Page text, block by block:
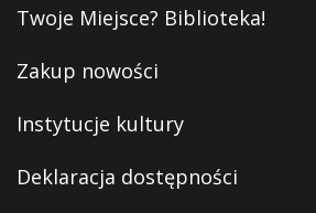
Twoje Miejsce? Biblioteka!
Zakup nowości
Instytucje kultury
Deklaracja dostępności